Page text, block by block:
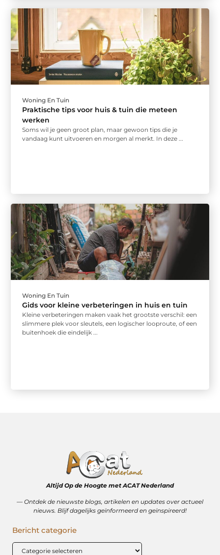
Woning En Tuin
Praktische tips voor huis & tuin die meteen
werken
Soms wil je geen groot plan, maar gewoon tips die je
vandaag kunt uitvoeren en morgen al merkt. In deze ...
Woning En Tuin
Gids voor kleine verbeteringen in huis en tuin
Kleine verbeteringen maken vaak het grootste verschil: een
slimmere plek voor sleutels, een logischer looproute, of een
buitenhoek die eindelijk ...
Altijd Op de Hoogte met ACAT Nederland
–– Ontdek de nieuwste blogs, artikelen en updates over actueel
nieuws. Blijf dagelijks geïnformeerd en geïnspireerd!
Bericht categorie